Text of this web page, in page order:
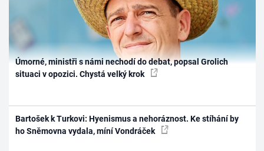
Úmorné, ministři s námi nechodí do debat, popsal Grolich
situaci v opozici. Chystá velký krok
Bartošek k Turkovi: Hyenismus a nehoráznost. Ke stíhání by
ho Sněmovna vydala, míní Vondráček